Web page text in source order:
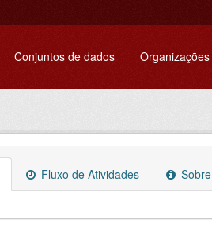
Conjuntos de dados Organizações
Fluxo de Atividades Sobre